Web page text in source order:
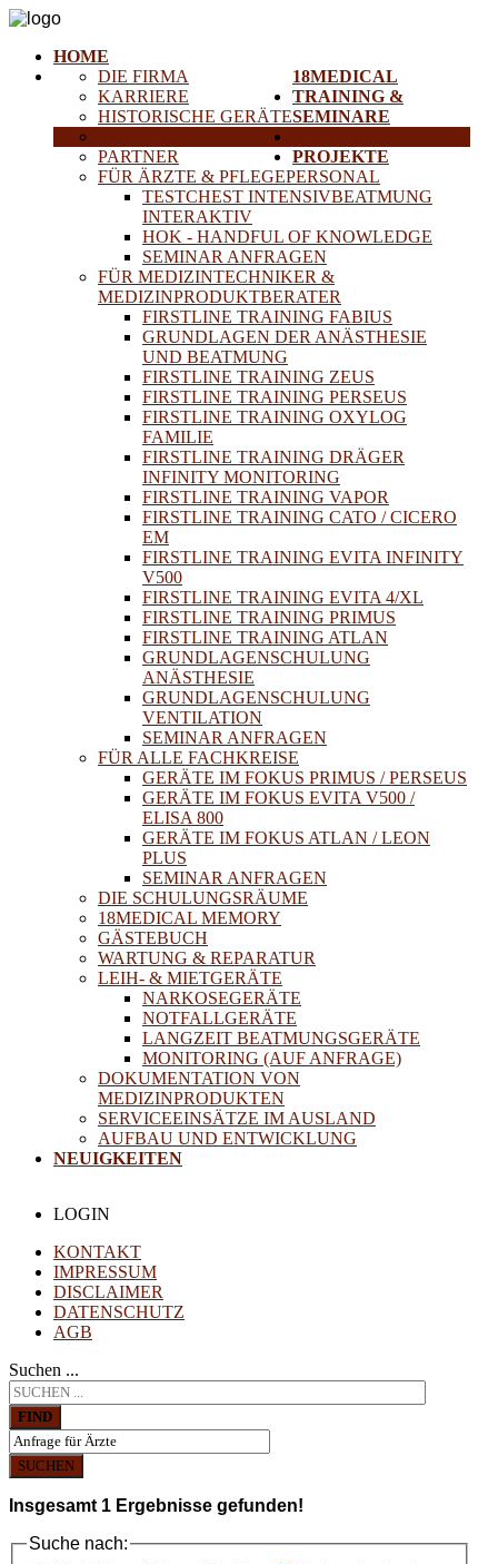
HOME
18MEDICAL
DIE FIRMA
KARRIERE
HISTORISCHE GERÄTE
PARTNER
TRAINING &
SEMINARE
FÜR ÄRZTE & PFLEGEPERSONAL
TESTCHEST INTENSIVBEATMUNG
INTERAKTIV
HOK - HANDFUL OF KNOWLEDGE
SEMINAR ANFRAGEN
FÜR MEDIZINTECHNIKER &
MEDIZINPRODUKTBERATER
FIRSTLINE TRAINING FABIUS
GRUNDLAGEN DER ANÄSTHESIE
UND BEATMUNG
FIRSTLINE TRAINING ZEUS
FIRSTLINE TRAINING PERSEUS
FIRSTLINE TRAINING OXYLOG
FAMILIE
FIRSTLINE TRAINING DRÄGER
INFINITY MONITORING
FIRSTLINE TRAINING VAPOR
FIRSTLINE TRAINING CATO / CICERO
EM
FIRSTLINE TRAINING EVITA INFINITY
V500
FIRSTLINE TRAINING EVITA 4/XL
FIRSTLINE TRAINING PRIMUS
FIRSTLINE TRAINING ATLAN
GRUNDLAGENSCHULUNG
ANÄSTHESIE
GRUNDLAGENSCHULUNG
VENTILATION
SEMINAR ANFRAGEN
FÜR ALLE FACHKREISE
GERÄTE IM FOKUS PRIMUS / PERSEUS
GERÄTE IM FOKUS EVITA V500 /
ELISA 800
GERÄTE IM FOKUS ATLAN / LEON
PLUS
SEMINAR ANFRAGEN
DIE SCHULUNGSRÄUME
18MEDICAL MEMORY
GÄSTEBUCH
WARTUNG & REPARATUR
LEIH- & MIETGERÄTE
NARKOSEGERÄTE
NOTFALLGERÄTE
LANGZEIT BEATMUNGSGERÄTE
MONITORING (AUF ANFRAGE)
DOKUMENTATION VON
MEDIZINPRODUKTEN
PROJEKTE
SERVICEEINSÄTZE IM AUSLAND
AUFBAU UND ENTWICKLUNG
NEUIGKEITEN
LOGIN
KONTAKT
IMPRESSUM
DISCLAIMER
DATENSCHUTZ
AGB
Suchen ...
FIND
SUCHEN
Insgesamt 1 Ergebnisse gefunden!
Suche nach: